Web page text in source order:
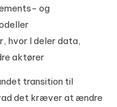
og
hvor I deler data,
aktører
transition til
det kræver at ændre